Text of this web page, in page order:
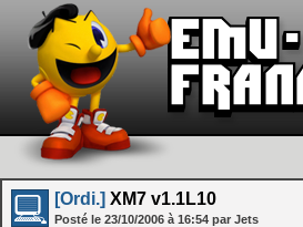
[Ordi.] XM7 v1.1L10
Posté le 23/10/2006 à 16:54 par Jets